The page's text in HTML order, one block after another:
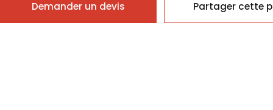
Demander un devis Partager cette